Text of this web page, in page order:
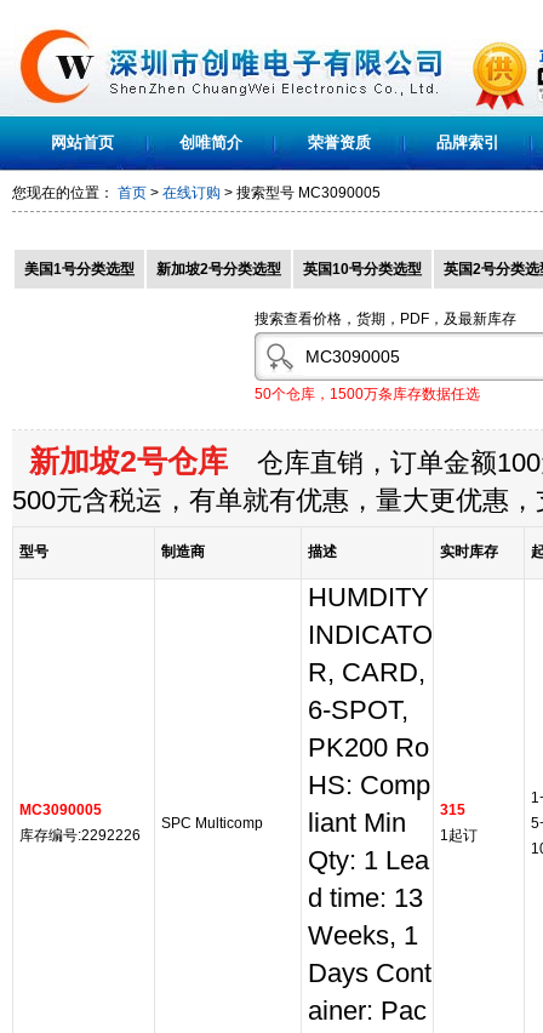
网站首页 创唯简介 荣誉资质 品牌索引
您现在的位置： 首页 > 在线订购 > 搜索型号 MC3090005
美国1号分类选型 新加坡2号分类选型 英国10号分类选型 英国2号分类选
搜索查看价格，货期，PDF，及最新库存
50个仓库，1500万条库存数据任选
新加坡2号仓库 仓库直销，订单金额
500元含税运，有单就有优惠，量大更优惠
型号 制造商 描述 实时库存
MC3090005
库存编号:2292226
SPC Multicomp
HUMDITY
INDICATO
R, CARD,
6-SPOT,
PK200 Ro
HS: Comp
liant Min
Qty: 1 Lea
d time: 13
Weeks, 1
Days Cont
ainer: Pac
315
1起订